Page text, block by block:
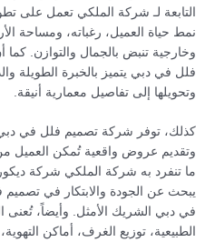
التابعة لـ شركة الملكي تعمل على
نمط حياة العميل، رغباته، ومساحة
وخارجية تنبض بالجمال والتوازن.
فلل في دبي يتميز بالخبرة الطويلة
وتحويلها إلى تفاصيل معمارية أنيقة.
كذلك، توفر شركة تصميم فلل في دبي
وتقديم عروض واقعية تُمكن العميل
ما تنفرد به شركة الملكي شركة
يبحث عن الجودة والابتكار في
في دبي الشريك الأمثل. وأيضاً، تُعنى
الطبيعية، توزيع الغرف، أماكن